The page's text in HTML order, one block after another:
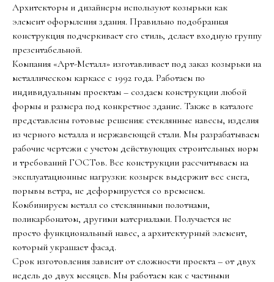
Архитекторы и дизайнеры используют козырьки как
элемент оформления здания. Правильно подобранная
конструкция подчеркивает его стиль, делает входную группу
презентабельной.
Компания «Арт-Металл» изготавливает под заказ козырьки на
металлическом каркасе с 1992 года. Работаем по
индивидуальным проектам – создаем конструкции любой
формы и размера под конкретное здание. Также в каталоге
представлены готовые решения: стеклянные навесы, изделия
из черного металла и нержавеющей стали. Мы разрабатываем
рабочие чертежи с учетом действующих строительных норм
и требований ГОСТов. Все конструкции рассчитываем на
эксплуатационные нагрузки: козырек выдержит вес снега,
порывы ветра, не деформируется со временем.
Комбинируем металл со стеклянными полотнами,
поликарбонатом, другими материалами. Получается не
просто функциональный навес, а архитектурный элемент,
который украшает фасад.
Срок изготовления зависит от сложности проекта – от двух
недель до двух месяцев. Мы работаем как с частными